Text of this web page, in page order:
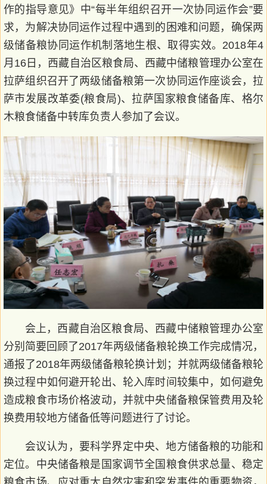
作的指导意见》中“每半年组织召开一次协同运作会”要
求，为解决协同运作过程中遇到的困难和问题，确保两
级储备粮协同运作机制落地生根、取得实效。2018年4
月16日，西藏自治区粮食局、西藏中储粮管理办公室在
拉萨组织召开了两级储备粮第一次协同运作座谈会，拉
萨市发展改革委(粮食局)、拉萨国家粮食储备库、格尔
木粮食储备中转库负责人参加了会议。
会上，西藏自治区粮食局、西藏中储粮管理办公室
分别简要回顾了2017年两级储备粮轮换工作完成情况，
通报了2018年两级储备粮轮换计划；并就两级储备粮轮
换过程中如何避开轮出、轮入库时间较集中，如何避免
造成粮食市场价格波动，并就中央储备粮保管费用及轮
换费用较地方储备低等问题进行了讨论。
会议认为，要科学界定中央、地方储备粮的功能和
定位。中央储备粮是国家调节全国粮食供求总量、稳定